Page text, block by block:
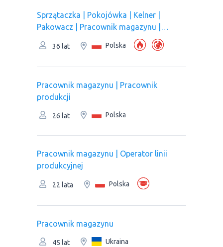
Sprzątaczka | Pokojówka | Kelner |
Pakowacz | Рracownik magazynu |
Pracownik kuchni/Pomoc kuchenna |
Pracownik produkcji | Оperator linii
36 lat Polska
Рracownik magazynu | Pracownik
produkcji
26 lat Polska
Рracownik magazynu | Оperator linii
produkcyjnej
22 lata Polska
Рracownik magazynu
45 lat Ukraina